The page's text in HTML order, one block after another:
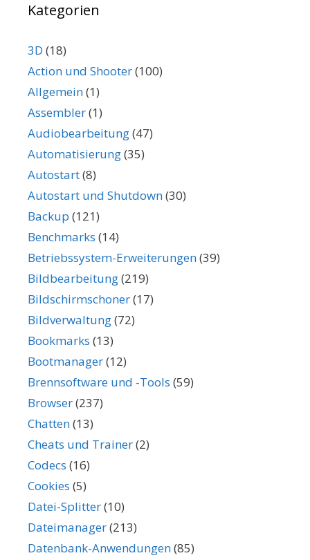
Kategorien
3D (18)
Action und Shooter(100)
Allgemein(1)
Assembler(1)
Audiobearbeitung(47)
Automatisierung(35)
Autostart(8)
Autostart und Shutdown(30)
Backup (121)
Benchmarks (14)
Betriebssystem-Erweiterungen(39)
Bildbearbeitung(219)
Bildschirmschoner(17)
Bildverwaltung(72)
Bookmarks (13)
Bootmanager(12)
Brennsoftware und -Tools (59)
Browser(237)
Chatten(13)
Cheats und Trainer(2)
Codecs (16)
Cookies (5)
Datei-Splitter(10)
Dateimanager(213)
Datenbank-Anwendungen(85)